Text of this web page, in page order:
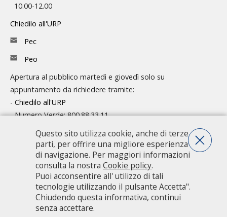
10.00-12.00
Chiedilo all'URP
Pec
Peo
Apertura al pubblico martedì e giovedì solo su
appuntamento da richiedere tramite:
- Chiedilo all'URP
- Numero Verde: 800.88.33.11
Consulta l'organigramma
Accedi agli atti
Guida pratica ai servizi e alla modulistica
Città metropolitana di Milano - Via Vivaio, 1 - 20122 Milano - centralino
02 7740.1 |PEC - Posta Elettronica Certificata
Questo sito utilizza cookie, anche di terze
parti, per offrire una migliore esperienza
di navigazione. Per maggiori informazioni
consulta la nostra Cookie policy.
Puoi acconsentire all' utilizzo di tali
tecnologie utilizzando il pulsante Accetta".
Chiudendo questa informativa, continui
senza accettare.